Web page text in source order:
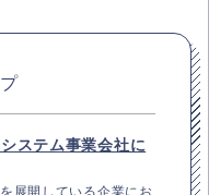
ステム事業会社に
展開している企業にお